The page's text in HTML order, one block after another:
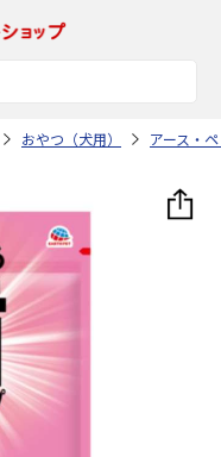
おやつ（犬用） アース・